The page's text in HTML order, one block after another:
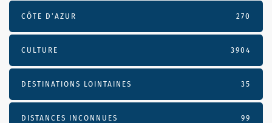
CÔTE D’AZUR 270
CULTURE 3904
DESTINATIONS LOINTAINES 35
DISTANCES INCONNUES 99